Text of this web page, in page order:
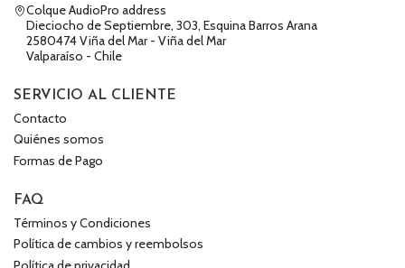
Colque AudioPro address
Dieciocho de Septiembre, 303, Esquina Barros Arana
2580474 Viña del Mar - Viña del Mar
Valparaíso - Chile
SERVICIO AL CLIENTE
Contacto
Quiénes somos
Formas de Pago
FAQ
Términos y Condiciones
Política de cambios y reembolsos